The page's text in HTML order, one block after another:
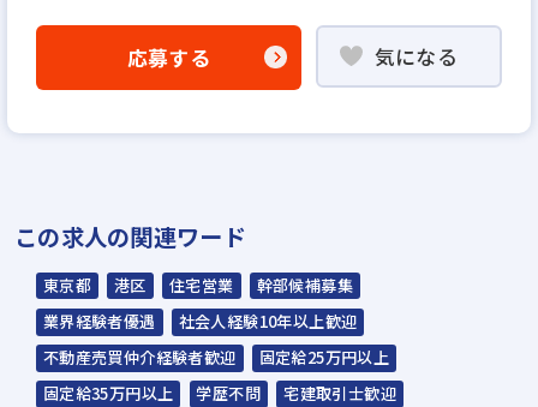
「応募する」よりエントリー
WEB応募書類による書類選考
▼
内定
☆入社時期は相談に応じます。現在、在職中
の方も積極的にご応募ください。
☆応募の秘密は厳守いたします。
応募する 気になる
この求人の関連ワード
東京都 港区 住宅営業
幹部候補募集
業界経験者優遇
社会人経験10年以上歓迎
不動産売買仲介経験者歓迎
固定給25万円以上
固定給35万円以上
学歴不問
宅建取引士歓迎